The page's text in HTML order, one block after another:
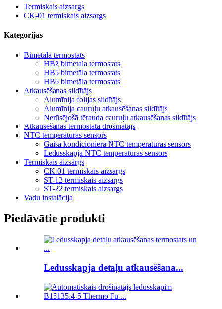
Termiskais aizsargs
CK-01 termiskais aizsargs
Kategorijas
Bimetāla termostats
HB2 bimetāla termostats
HB5 bimetāla termostats
HB6 bimetāla termostats
Atkausēšanas sildītājs
Alumīnija folijas sildītājs
Alumīnija cauruļu atkausēšanas sildītājs
Nerūsējošā tērauda cauruļu atkausēšanas sildītājs
Atkausēšanas termostata drošinātājs
NTC temperatūras sensors
Gaisa kondicioniera NTC temperatūras sensors
Ledusskapja NTC temperatūras sensors
Termiskais aizsargs
CK-01 termiskais aizsargs
ST-12 termiskais aizsargs
ST-22 termiskais aizsargs
Vadu instalācija
Piedāvātie produkti
Ledusskapja detaļu atkausēšana...